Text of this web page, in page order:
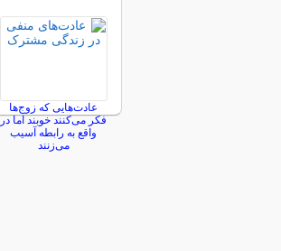
عادت‌هایی که زوج‌ها
فکر می‌کنند خوبند اما در
واقع به رابطه آسیب
می‌زنند